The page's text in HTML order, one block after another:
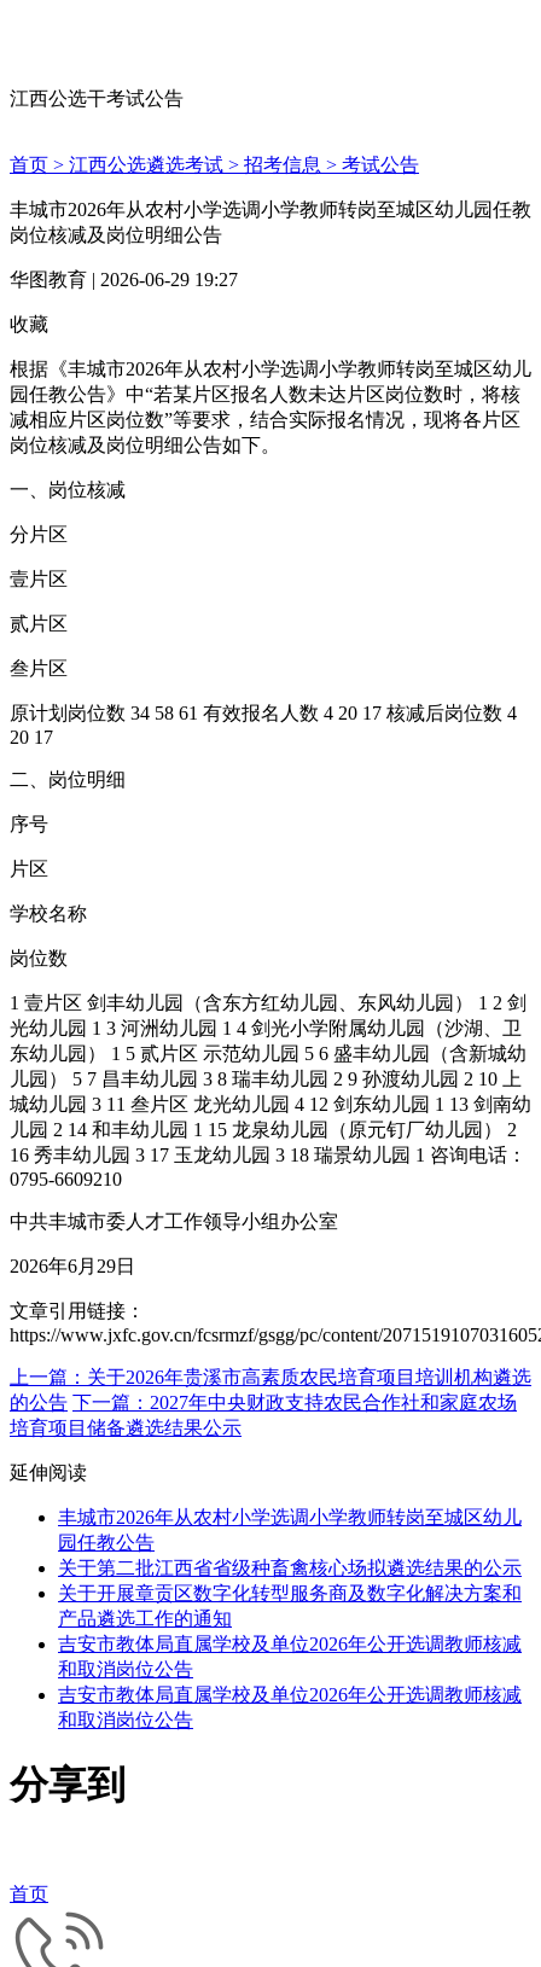
江西公选干考试公告
首页 > 江西公选遴选考试 > 招考信息 > 考试公告
丰城市2026年从农村小学选调小学教师转岗至城区幼儿园任教
岗位核减及岗位明细公告
华图教育 | 2026-06-29 19:27
收藏
根据《丰城市2026年从农村小学选调小学教师转岗至城区幼儿
园任教公告》中“若某片区报名人数未达片区岗位数时，将核
减相应片区岗位数”等要求，结合实际报名情况，现将各片区
岗位核减及岗位明细公告如下。
一、岗位核减
分片区
壹片区
贰片区
叁片区
原计划岗位数 34 58 61 有效报名人数 4 20 17 核减后岗位数 4
20 17
二、岗位明细
序号
片区
学校名称
岗位数
1 壹片区 剑丰幼儿园（含东方红幼儿园、东风幼儿园） 1 2 剑
光幼儿园 1 3 河洲幼儿园 1 4 剑光小学附属幼儿园（沙湖、卫
东幼儿园） 1 5 贰片区 示范幼儿园 5 6 盛丰幼儿园（含新城幼
儿园） 5 7 昌丰幼儿园 3 8 瑞丰幼儿园 2 9 孙渡幼儿园 2 10 上
城幼儿园 3 11 叁片区 龙光幼儿园 4 12 剑东幼儿园 1 13 剑南幼
儿园 2 14 和丰幼儿园 1 15 龙泉幼儿园（原元钉厂幼儿园） 2
16 秀丰幼儿园 3 17 玉龙幼儿园 3 18 瑞景幼儿园 1 咨询电话：
0795-6609210
中共丰城市委人才工作领导小组办公室
2026年6月29日
文章引用链接：
https://www.jxfc.gov.cn/fcsrmzf/gsgg/pc/content/
上一篇：关于2026年贵溪市高素质农民培育项目培训机构遴选
的公告 下一篇：2027年中央财政支持农民合作社和家庭农场
培育项目储备遴选结果公示
延伸阅读
丰城市2026年从农村小学选调小学教师转岗至城区幼儿
园任教公告
关于第二批江西省省级种畜禽核心场拟遴选结果的公示
关于开展章贡区数字化转型服务商及数字化解决方案和
产品遴选工作的通知
吉安市教体局直属学校及单位2026年公开选调教师核减
和取消岗位公告
吉安市教体局直属学校及单位2026年公开选调教师核减
和取消岗位公告
分享到
首页